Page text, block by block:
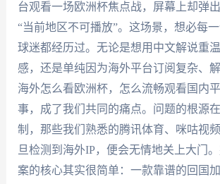
台观看一场欧洲杯焦点战，屏幕上却弹出
“当前地区不可播放”。这场景，想必每
球迷都经历过。无论是想用中文解说重
感，还是单纯因为海外平台订阅复杂、
海外怎么看欧洲杯，怎么流畅观看国内
事，成了我们共同的痛点。问题的根源
制，那些我们熟悉的腾讯体育、咪咕视
旦检测到海外IP，便会无情地关上大门
案的核心其实很简单：一款靠谱的回国